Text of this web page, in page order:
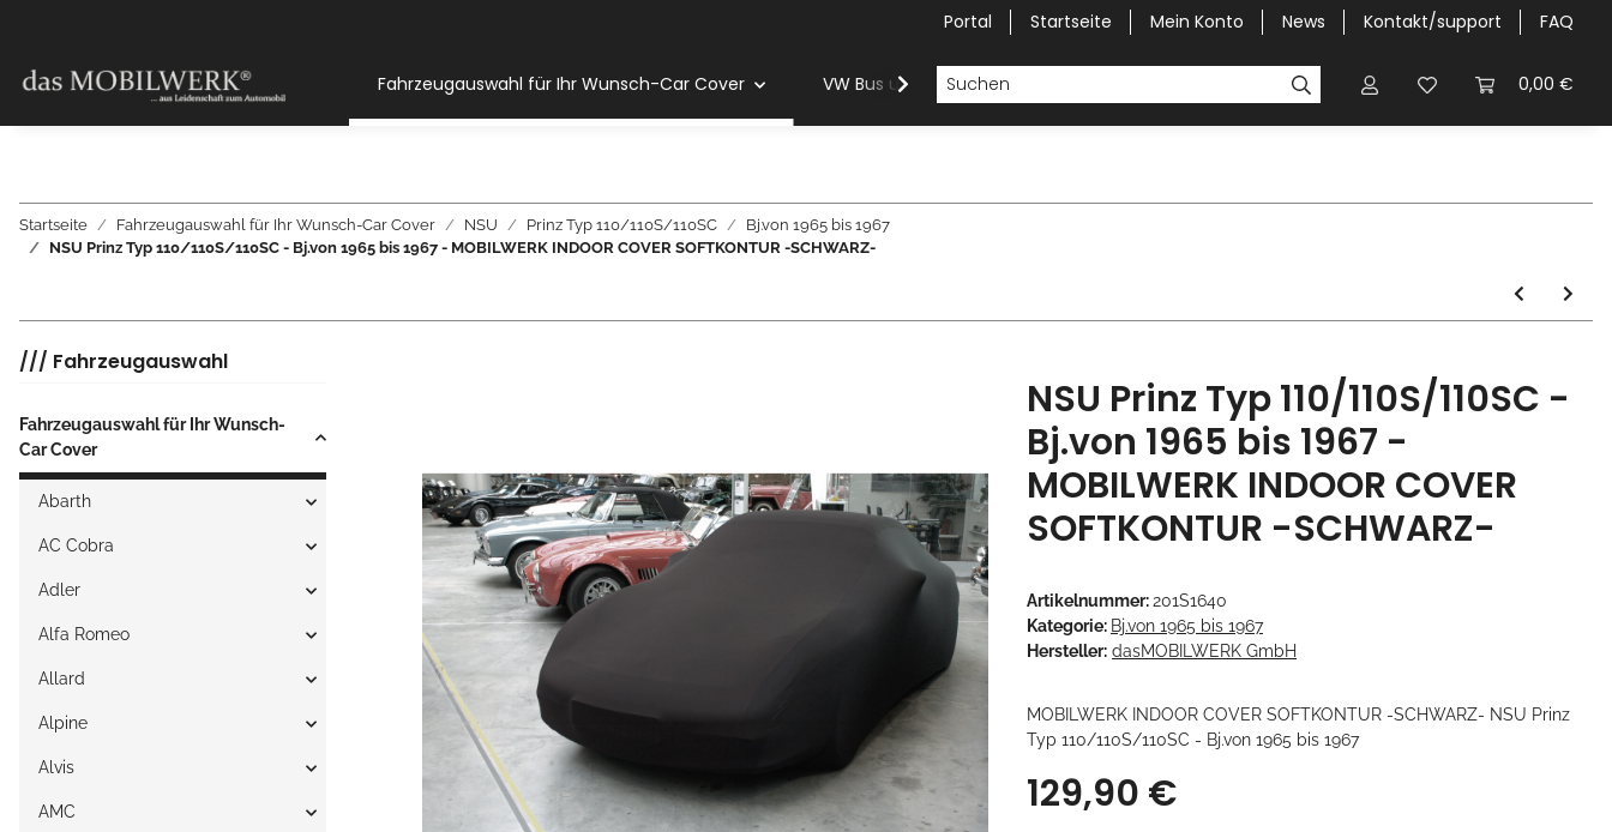
Portal Startseite Mein Konto News Kontakt/support FAQ
0,00 €
Fahrzeugauswahl für Ihr Wunsch-Car Cover VW Bus und Van Car Cover Halbgaragen / Kapuzen nach
Startseite Fahrzeugauswahl für Ihr Wunsch-Car Cover NSU Prinz Typ 110/110S/110SC
Bj.von 1965 bis 1967
NSU Prinz Typ 110/110S/110SC - Bj.von 1965 bis 1967 - MOBILWERK INDOOR COVER SOFTKONTUR -SCHWARZ-
NSU Prinz Typ 110/110S/110SC -
Bj.von 1965 bis 1967 -
MOBILWERK INDOOR COVER
SOFTKONTUR -SCHWARZ-
Artikelnummer:201S1640
Kategorie: Bj.von 1965 bis 1967
Hersteller: dasMOBILWERK GmbH
MOBILWERK INDOOR COVER SOFTKONTUR -SCHWARZ- NSU Prinz
Typ 110/110S/110SC - Bj.von 1965 bis 1967
129,90 €
/// Fahrzeugauswahl
Fahrzeugauswahl für Ihr Wunsch-
Car Cover
Abarth
AC Cobra
Adler
Alfa Romeo
Allard
Alpine
Alvis
AMC